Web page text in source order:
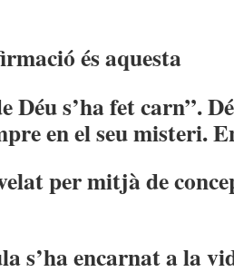
és aquesta
Déu s’ha fet carn”.
en el seu misteri.
per mitjà de
s’ha encarnat a la